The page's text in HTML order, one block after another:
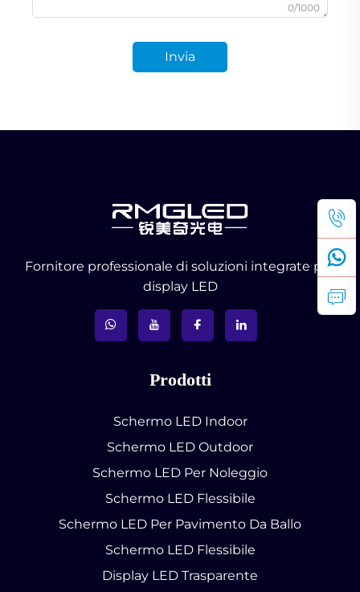
0/1000
Invia
Fornitore professionale di soluzioni integrate per
display LED
Prodotti
Schermo LED Indoor
Schermo LED Outdoor
Schermo LED Per Noleggio
Schermo LED Flessibile
Schermo LED Per Pavimento Da Ballo
Schermo LED Flessibile
Display LED Trasparente